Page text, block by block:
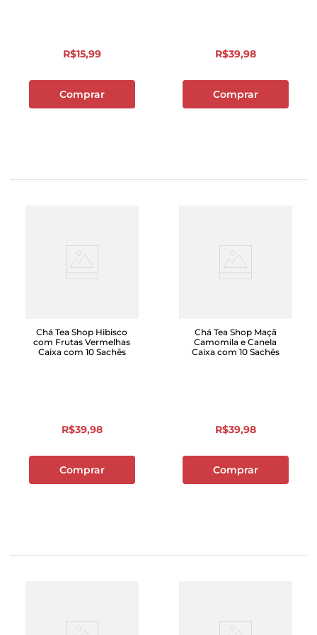
R$15,99
Comprar
R$39,98
Comprar
Chá Tea Shop Hibisco
com Frutas Vermelhas
Caixa com 10 Sachês
R$39,98
Comprar
Chá Tea Shop Maçã
Camomila e Canela
Caixa com 10 Sachês
R$39,98
Comprar